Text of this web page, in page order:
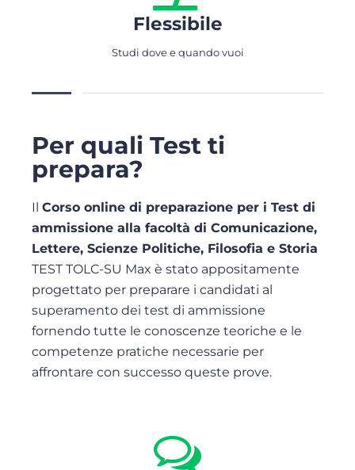
Flessibile
Studi dove e quando vuoi
Per quali Test ti
prepara?
Il Corso online di preparazione per i Test di
ammissione alla facoltà di Comunicazione,
Lettere, Scienze Politiche, Filosofia e Storia
TEST TOLC-SU Max è stato appositamente
progettato per preparare i candidati al
superamento dei test di ammissione
fornendo tutte le conoscenze teoriche e le
competenze pratiche necessarie per
affrontare con successo queste prove.